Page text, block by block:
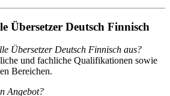
Übersetzer Deutsch Finnisch
Übersetzer Deutsch Finnisch aus?
und fachliche Qualifikationen sowie
Bereichen.
Angebot?